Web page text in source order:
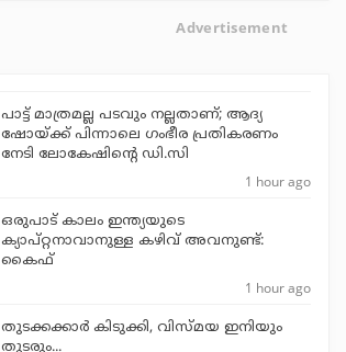
Advertisement
പാട്ട് മാത്രമല്ല പടവും നല്ലതാണ്; ആദ്യ
ഷോയ്ക്ക് പിന്നാലെ ഗംഭീര പ്രതികരണം
നേടി ലോകേഷിന്റെ ഡി.സി
1 hour ago
ഒരുപാട് കാലം ഇന്ത്യയുടെ
ക്യാപ്റ്റനാവാനുള്ള കഴിവ് അവനുണ്ട്:
കൈഫ്
1 hour ago
തുടക്കക്കാര്‍ കിടുക്കി, വിസ്മയ ഇനിയും
തുടരും...